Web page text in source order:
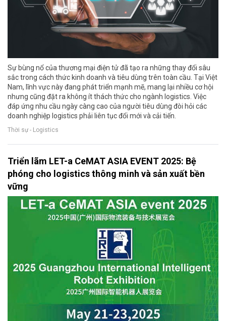
Sự bùng nổ của thương mại điện tử đã tạo ra những thay đổi sâu
sắc trong cách thức kinh doanh và tiêu dùng trên toàn cầu. Tại Việt
Nam, lĩnh vực này đang phát triển mạnh mẽ, mang lại nhiều cơ hội
nhưng cũng đặt ra không ít thách thức cho ngành logistics. Việc
đáp ứng nhu cầu ngày càng cao của người tiêu dùng đòi hỏi các
doanh nghiệp logistics phải liên tục đổi mới và cải tiến.
Thời sự - Logistics
Triển lãm LET-a CeMAT ASIA EVENT 2025: Bệ
phóng cho logistics thông minh và sản xuất bền
vững